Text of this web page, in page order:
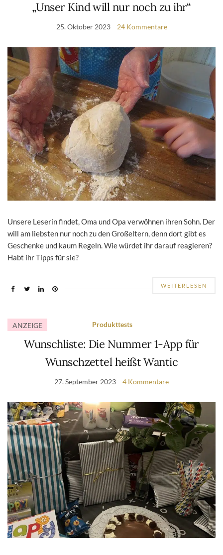
„Unser Kind will nur noch zu ihr“
25. Oktober 2023 24 Kommentare
Unsere Leserin findet, Oma und Opa verwöhnen ihren Sohn. Der
will am liebsten nur noch zu den Großeltern, denn dort gibt es
Geschenke und kaum Regeln. Wie würdet ihr darauf reagieren?
Habt ihr Tipps für sie?
WEITERLESEN
ANZEIGE Produkttests
Wunschliste: Die Nummer 1-App für
Wunschzettel heißt Wantic
27. September 2023 4 Kommentare